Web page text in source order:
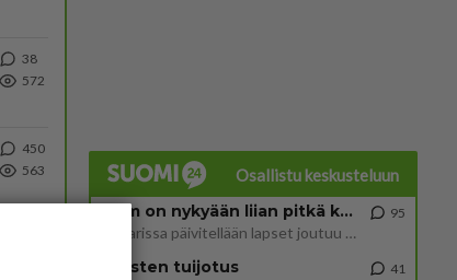
38
572
450
563
Osallistu keskusteluun
2 km on nykyään liian pitkä koulumatka
Hesarissa päivitellään lapset joutuu nyt kulkemaan 2 km kouluun jösses. Ruostefillarilla tuo matka menee vaikka miten äk
95
Miesten tuijotus 41